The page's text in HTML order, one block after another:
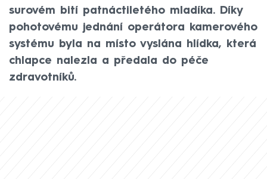
surovém bití patnáctiletého mladíka. Díky
pohotovému jednání operátora kamerového
systému byla na místo vyslána hlídka, která
chlapce nalezla a předala do péče
zdravotníků.